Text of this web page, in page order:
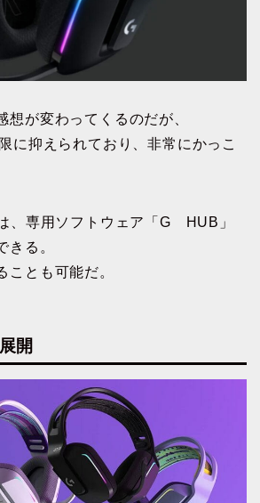
想が変わってくるのだが、
に抑えられており、非常にかっこ
、専用ソフトウェア「G HUB」
きる。
ことも可能だ。
開